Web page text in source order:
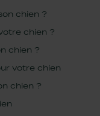
chien ?
chien ?
chien ?
votre chien
chien ?